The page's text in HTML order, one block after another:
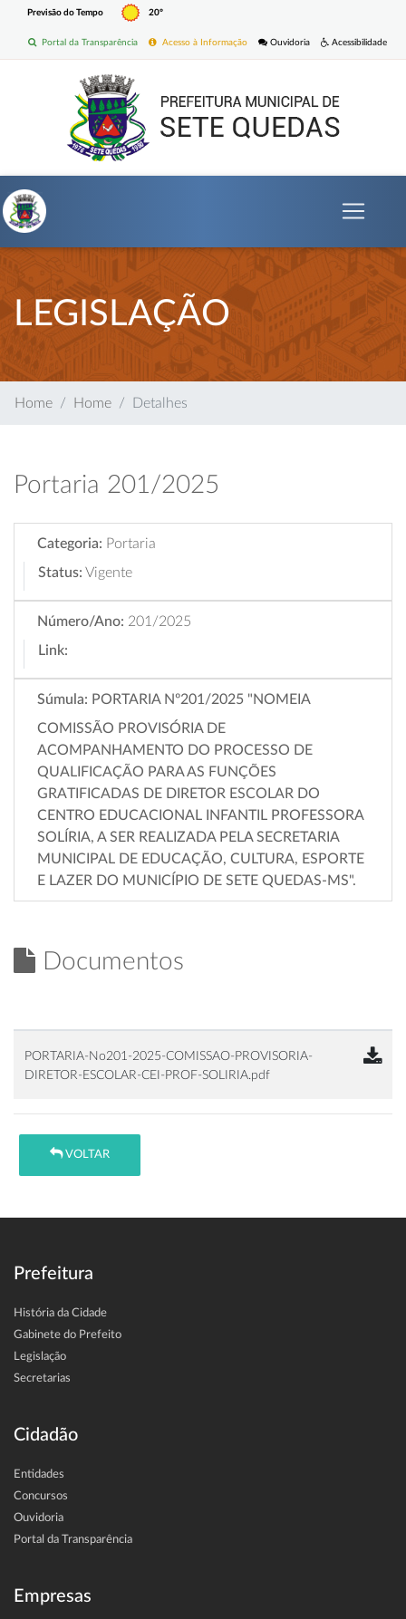
Previsão do Tempo 20º
Acessibilidade
Ouvidoria
Acesso à Informação
Portal da Transparência
LEGISLAÇÃO
Home Home Detalhes
Portaria 201/2025
Categoria: Portaria
Status: Vigente
Número/Ano: 201/2025
Link:
Súmula: PORTARIA Nº201/2025 "NOMEIA
COMISSÃO PROVISÓRIA DE
ACOMPANHAMENTO DO PROCESSO DE
QUALIFICAÇÃO PARA AS FUNÇÕES
GRATIFICADAS DE DIRETOR ESCOLAR DO
CENTRO EDUCACIONAL INFANTIL PROFESSORA
SOLÍRIA, A SER REALIZADA PELA SECRETARIA
MUNICIPAL DE EDUCAÇÃO, CULTURA, ESPORTE
E LAZER DO MUNICÍPIO DE SETE QUEDAS-MS".
Documentos
PORTARIA-No201-2025-COMISSAO-PROVISORIA-
DIRETOR-ESCOLAR-CEI-PROF-SOLIRIA.pdf
VOLTAR
Prefeitura
História da Cidade
Gabinete do Prefeito
Legislação
Secretarias
Cidadão
Entidades
Concursos
Ouvidoria
Portal da Transparência
Empresas